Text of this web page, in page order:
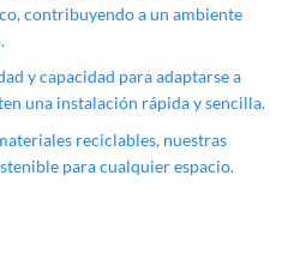
contribuyendo a un ambiente
y capacidad para adaptarse a
una instalación rápida y sencilla.
reciclables, nuestras
para cualquier espacio.